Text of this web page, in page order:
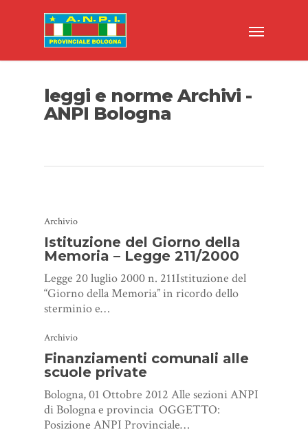
leggi e norme Archivi -
ANPI Bologna
Archivio
Istituzione del Giorno della
Memoria – Legge 211/2000
Legge 20 luglio 2000 n. 211Istituzione del
“Giorno della Memoria” in ricordo dello
sterminio e…
Archivio
Finanziamenti comunali alle
scuole private
Bologna, 01 Ottobre 2012 Alle sezioni ANPI
di Bologna e provincia OGGETTO:
Posizione ANPI Provinciale…